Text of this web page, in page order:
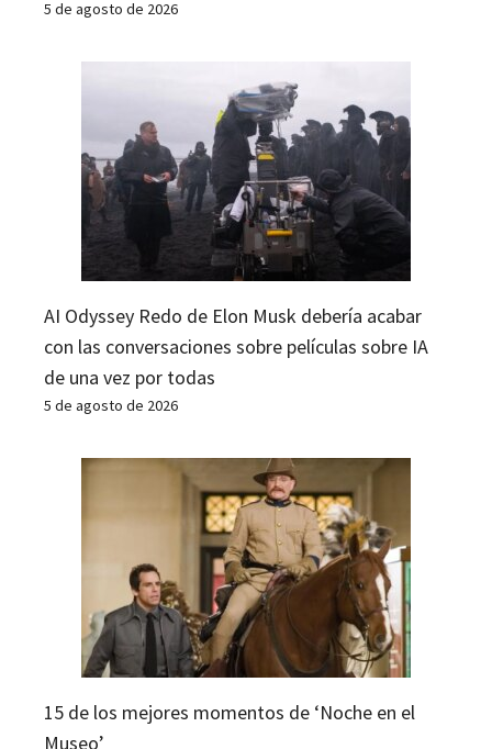
5 de agosto de 2026
AI Odyssey Redo de Elon Musk debería acabar
con las conversaciones sobre películas sobre IA
de una vez por todas
5 de agosto de 2026
15 de los mejores momentos de ‘Noche en el
Museo’